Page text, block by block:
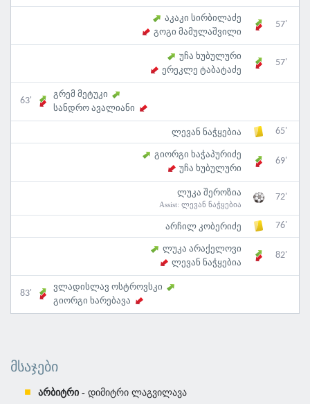
აკაკი სირბილაძე
გოგი მამულაშვილი
57'
უჩა ხუბულური
ერეკლე ტაბატაძე
57'
63'
გრემ მეტუკი
სანდრო ავალიანი
ლევან ნაჭყებია 65'
გიორგი ხაჭაპურიძე
უჩა ხუბულური
69'
ლუკა შეროზია
Assist: ლევან ნაჭყებია
72'
არჩილ კობერიძე 76'
ლუკა არაქელოვი
ლევან ნაჭყებია
82'
83'
ვლადისლავ ოსტროვსკი
გიორგი ხარებავა
ᲛᲡᲐᲯᲔᲑᲘ
არბიტრი - დიმიტრი ლაგვილავა